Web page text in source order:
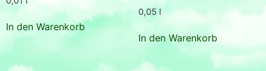
In den Warenkorb
0,05 l
In den Warenkorb